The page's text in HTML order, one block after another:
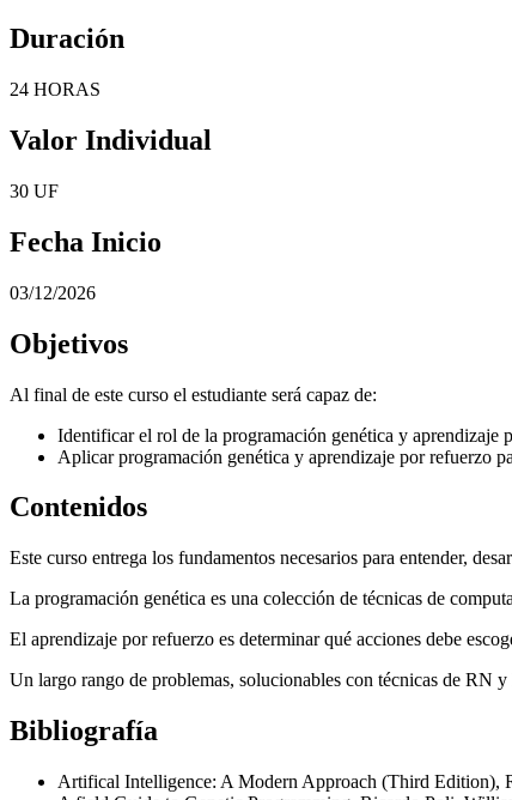
Duración
24 HORAS
Valor Individual
30 UF
Fecha Inicio
03/12/2026
Objetivos
Al final de este curso el estudiante será capaz de:
Identificar el rol de la programación genética y aprendizaje
Aplicar programación genética y aprendizaje por refuerzo
Contenidos
Este curso entrega los fundamentos necesarios para entender,
La programación genética es una colección de técnicas de
El aprendizaje por refuerzo es determinar qué acciones debe
Un largo rango de problemas, solucionables con técnicas de RN
Bibliografía
Artifical Intelligence: A Modern Approach (Third Edition),